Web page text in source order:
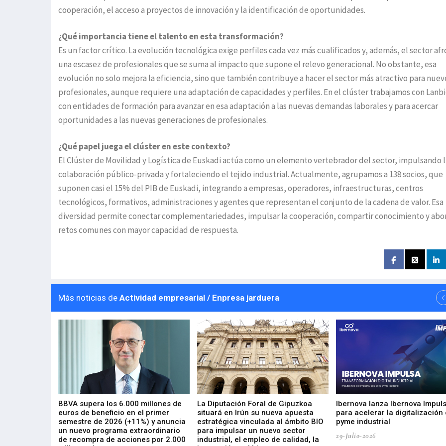
cooperación, el acceso a proyectos de innovación y la identificación de oportunidades.
¿Qué importancia tiene el talento en esta transformación?
Es un factor crítico. La evolución tecnológica exige perfiles cada vez más cualificados y, además, el sector
una escasez de profesionales que se suma al impacto que supone el relevo generacional. No obstante, esa
evolución no solo mejora la eficiencia, sino que también contribuye a hacer el sector más atractivo para
profesionales, aunque requiere una adaptación de capacidades y perfiles. En el clúster trabajamos con
con entidades de formación para avanzar en esa adaptación a las nuevas demandas laborales y para acercar
oportunidades a las nuevas generaciones de profesionales.
¿Qué papel juega el clúster en este contexto?
El Clúster de Movilidad y Logística de Euskadi actúa como un elemento vertebrador del sector, impulsando
colaboración público-privada y fortaleciendo el tejido industrial. Actualmente, agrupamos a 138 socios, que
suponen casi el 15% del PIB de Euskadi, integrando a empresas, operadores, infraestructuras, centros
tecnológicos, formativos, administraciones y agentes que representan el conjunto de la cadena de valor. Esa
diversidad permite conectar complementariedades, impulsar la cooperación, compartir conocimiento y
retos comunes con mayor capacidad de respuesta.
Más noticias de Actividad empresarial / Enpresa jarduera
BBVA supera los 6.000 millones de
euros de beneficio en el primer
semestre de 2026 (+11%) y anuncia
un nuevo programa extraordinario
de recompra de acciones por 2.000
La Diputación Foral de Gipuzkoa
situará en Irún su nueva apuesta
estratégica vinculada al ámbito BIO
para impulsar un nuevo sector
industrial, el empleo de calidad, la
Ibernova lanza Ibernova
para acelerar la digitalización
pyme industrial
29-Julio-2026